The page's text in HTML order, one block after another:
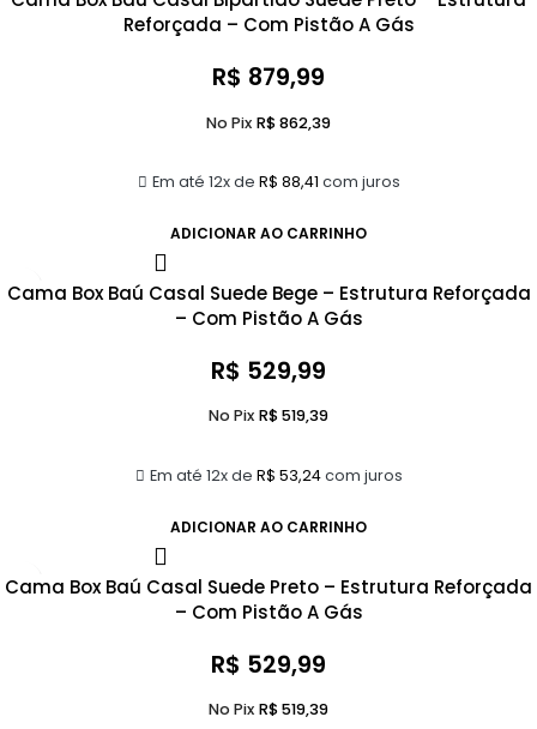
Reforçada – Com Pistão A Gás
R$ 879,99
Em até 12x de R$ 88,41 com juros
No Pix R$862,39
ADICIONAR AO CARRINHO
Cama Box Baú Casal Suede Bege – Estrutura Reforçada
– Com Pistão A Gás
R$ 529,99
Em até 12x de R$ 53,24com juros
No Pix R$519,39
ADICIONAR AO CARRINHO
Cama Box Baú Casal Suede Preto – Estrutura Reforçada
– Com Pistão A Gás
R$ 529,99
No Pix R$519,39